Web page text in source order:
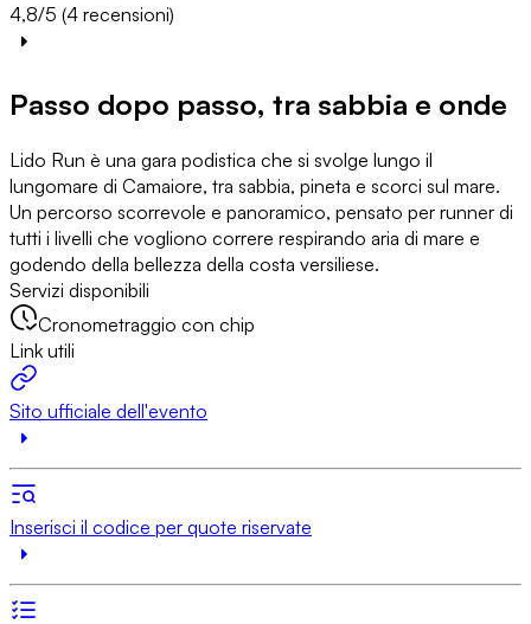
4,8/5 (4 recensioni)
Passo dopo passo, tra sabbia e onde
Lido Run è una gara podistica che si svolge lungo il
lungomare di Camaiore, tra sabbia, pineta e scorci sul mare.
Un percorso scorrevole e panoramico, pensato per runner di
tutti i livelli che vogliono correre respirando aria di mare e
godendo della bellezza della costa versiliese.
Servizi disponibili
Cronometraggio con chip
Link utili
Sito ufficiale dell'evento
Inserisci il codice per quote riservate